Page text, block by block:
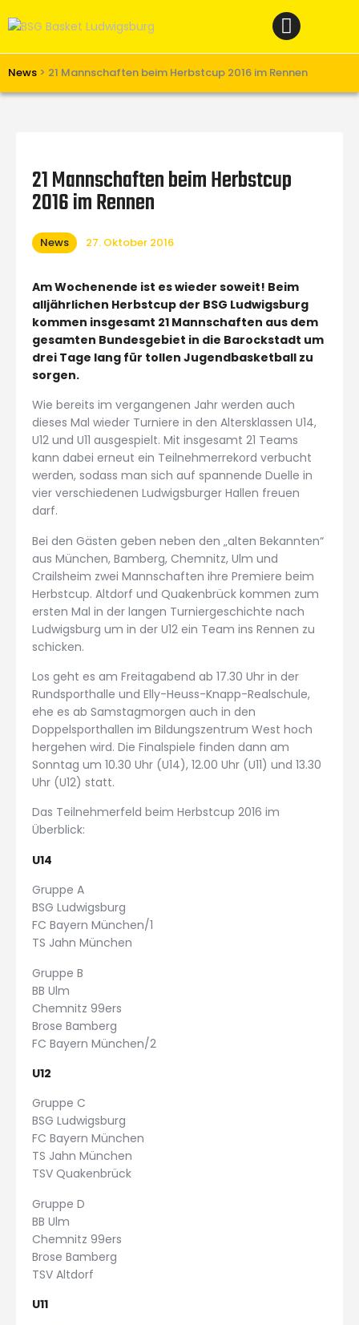
News > 21 Mannschaften beim Herbstcup 2016 im Rennen
Verein
Unterstützen
21 Mannschaften beim Herbstcup
2016 im Rennen
News 27. Oktober 2016
Am Wochenende ist es wieder soweit! Beim
alljährlichen Herbstcup der BSG Ludwigsburg
kommen insgesamt 21 Mannschaften aus dem
gesamten Bundesgebiet in die Barockstadt um
drei Tage lang für tollen Jugendbasketball zu
sorgen.
Wie bereits im vergangenen Jahr werden auch
dieses Mal wieder Turniere in den Altersklassen U14,
U12 und U11 ausgespielt. Mit insgesamt 21 Teams
kann dabei erneut ein Teilnehmerrekord verbucht
werden, sodass man sich auf spannende Duelle in
vier verschiedenen Ludwigsburger Hallen freuen
darf.
Bei den Gästen geben neben den „alten Bekannten“
aus München, Bamberg, Chemnitz, Ulm und
Crailsheim zwei Mannschaften ihre Premiere beim
Herbstcup. Altdorf und Quakenbrück kommen zum
ersten Mal in der langen Turniergeschichte nach
Ludwigsburg um in der U12 ein Team ins Rennen zu
schicken.
Los geht es am Freitagabend ab 17.30 Uhr in der
Rundsporthalle und Elly-Heuss-Knapp-Realschule,
ehe es ab Samstagmorgen auch in den
Doppelsporthallen im Bildungszentrum West hoch
hergehen wird. Die Finalspiele finden dann am
Sonntag um 10.30 Uhr (U14), 12.00 Uhr (U11) und 13.30
Uhr (U12) statt.
Das Teilnehmerfeld beim Herbstcup 2016 im
Überblick:
U14
Gruppe A
BSG Ludwigsburg
FC Bayern München/1
TS Jahn München
Gruppe B
BB Ulm
Chemnitz 99ers
Brose Bamberg
FC Bayern München/2
U12
Gruppe C
BSG Ludwigsburg
FC Bayern München
TS Jahn München
TSV Quakenbrück
Gruppe D
BB Ulm
Chemnitz 99ers
Brose Bamberg
TSV Altdorf
U11